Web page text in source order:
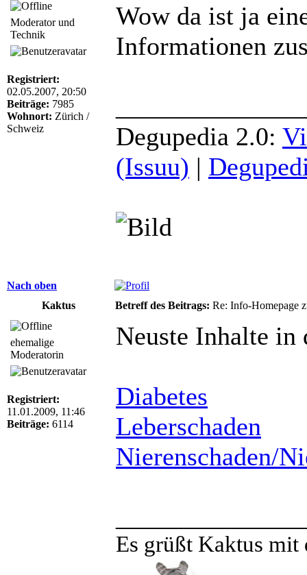
Moderator und
Technik
Registriert:
02.05.2007, 20:50
Beiträge: 7985
Wohnort: Zürich /
Schweiz
Wow da ist ja
Informationen
Degupedia 2.0:
(Issuu) |
Nach oben
Kaktus
Betreff des Beitrags: Re: Info-Homepage
ehemalige
Moderatorin
Registriert:
11.01.2009, 11:46
Beiträge: 6114
Neuste Inhalte in
Diabetes
Leberschaden
Nierenschaden/
Es grüßt Kaktus mit